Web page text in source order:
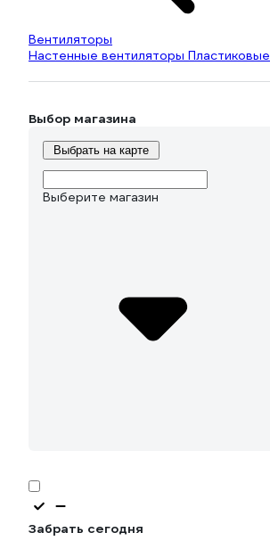
Вентиляторы
Настенные вентиляторы Пластиковые
Выбор магазина
Выбрать на карте
Выберите магазин
Забрать сегодня